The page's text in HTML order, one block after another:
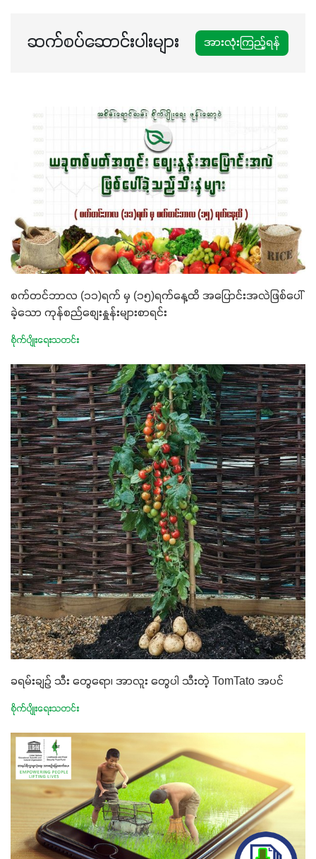
ဆက်စပ်ဆောင်းပါးများ အားလုံးကြည့်ရန်
စက်တင်ဘာလ (၁၁)ရက် မှ (၁၅)ရက်နေ့ထိ အပြောင်းအလဲဖြစ်ပေါ်
ခဲ့သော ကုန်စည်စျေးနှူန်းများစာရင်း
စိုက်ပျိုးရေးသတင်း
ခရမ်းချဉ် သီး တွေရော၊ အာလူး တွေပါ သီးတဲ့ TomTato အပင်
စိုက်ပျိုးရေးသတင်း